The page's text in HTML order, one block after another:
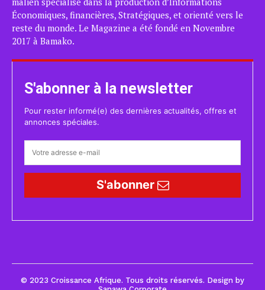
Économiques, financières, Stratégiques, et orienté vers le
reste du monde. Le Magazine a été fondé en Novembre
2017 à Bamako.
S'abonner à la newsletter
Pour rester informé(e) des dernières actualités, offres et
annonces spéciales.
S'abonner
© 2023 Croissance Afrique. Tous droits réservés. Design by